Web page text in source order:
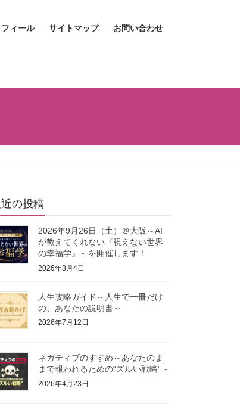
ィール サイトマップ お問い合わせ
の投稿
2026年9月26日（土）＠大阪～AI
が教えてくれない『視えない世界
の幸福学』～を開催します！
2026年8月4日
人生攻略ガイド～人生で一冊だけ
の、あなたの説明書～
2026年7月12日
ネガティブのすすめ～あなたのま
まで報われるための“ズルい戦略”～
2026年4月23日